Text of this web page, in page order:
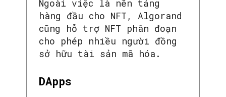
Ngoài việc là nền tảng
hàng đầu cho NFT, Algorand
cũng hỗ trợ NFT phân đoạn
cho phép nhiều người đồng
sở hữu tài sản mã hóa.
DApps